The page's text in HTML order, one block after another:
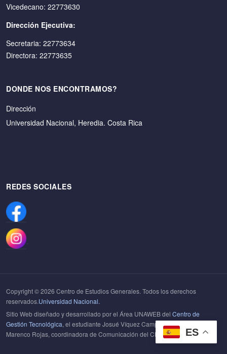
ES
Vicedecano: 22773630
Dirección Ejecutiva:
Secretaria: 22773634
Directora: 22773635
DONDE NOS ENCONTRAMOS?
Dirección
Universidad Nacional, Heredia. Costa Rica
REDES SOCIALES
Copyright © 2026 Centro de Estudios Generales. Todos los derechos
reservados.Universidad Nacional.
Sitio Web diseñado y desarrollado por el Área UNAWEB del Centro de
Gestión Tecnológica, el estudiante Josué Víquez Campos y la Dra Helen
Marenco Rojas, coordinadora de Comunicación del CEG.